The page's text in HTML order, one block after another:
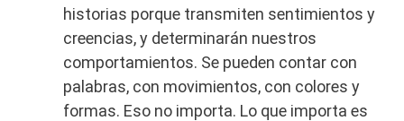
historias porque transmiten sentimientos y
creencias, y determinarán nuestros
comportamientos. Se pueden contar con
palabras, con movimientos, con colores y
formas. Eso no importa. Lo que importa es